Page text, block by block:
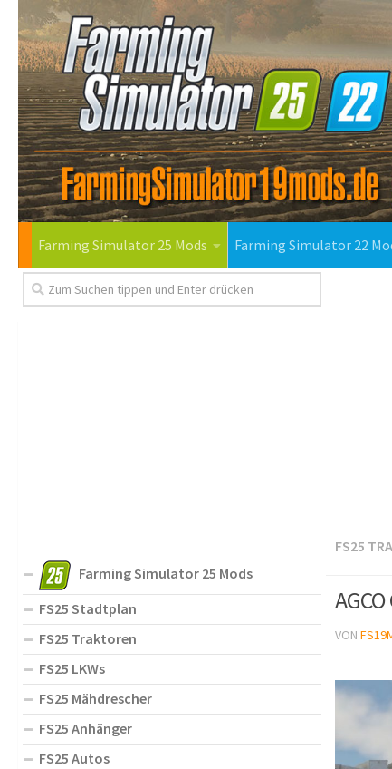
Farming Simulator 25 Mods Farming Simulator 22
FS25
VON
Farming Simulator 25 Mods
FS25 Stadtplan
FS25 Traktoren
FS25 LKWs
FS25 Mähdrescher
FS25 Anhänger
FS25 Autos